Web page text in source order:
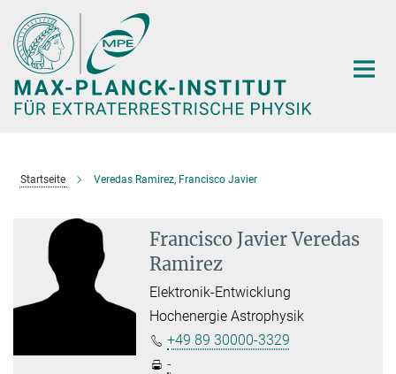
Hauptinhalt
Startseite Veredas Ramirez, Francisco Javier
Francisco Javier Veredas
Ramirez
Elektronik-Entwicklung
Hochenergie Astrophysik
+49 89 30000-3329
-